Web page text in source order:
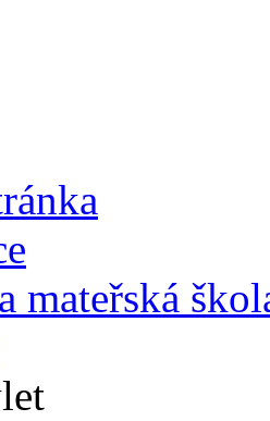
mateřská